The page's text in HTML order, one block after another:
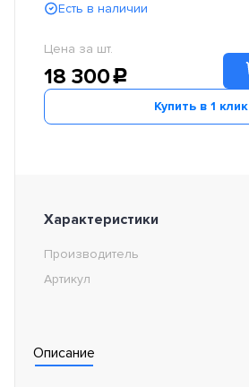
Есть в наличии
Цена за шт.
18 300c
Купить в 1 клик
Характеристики
Производитель
Артикул
Описание